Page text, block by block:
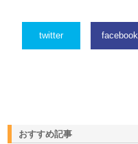
twitter facebook
おすすめ記事